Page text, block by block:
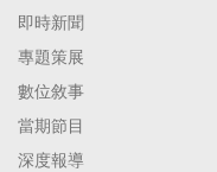
即時新聞
專題策展
數位敘事
當期節目
深度報導